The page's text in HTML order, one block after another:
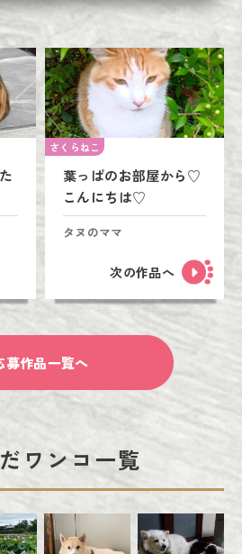
さくらねこ
葉っぱのお部屋から♡
こんにちは♡
タヌのママ
次の作品へ
募作品一覧へ
ワンコ一覧